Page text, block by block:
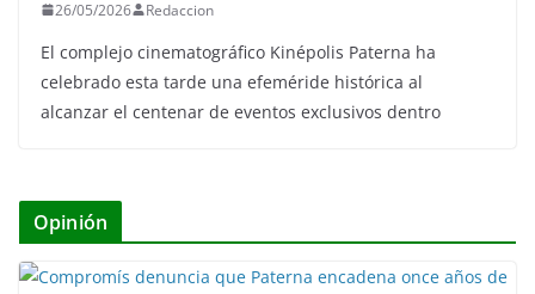
26/05/2026 Redaccion
El complejo cinematográfico Kinépolis Paterna ha
celebrado esta tarde una efeméride histórica al
alcanzar el centenar de eventos exclusivos dentro
Opinión